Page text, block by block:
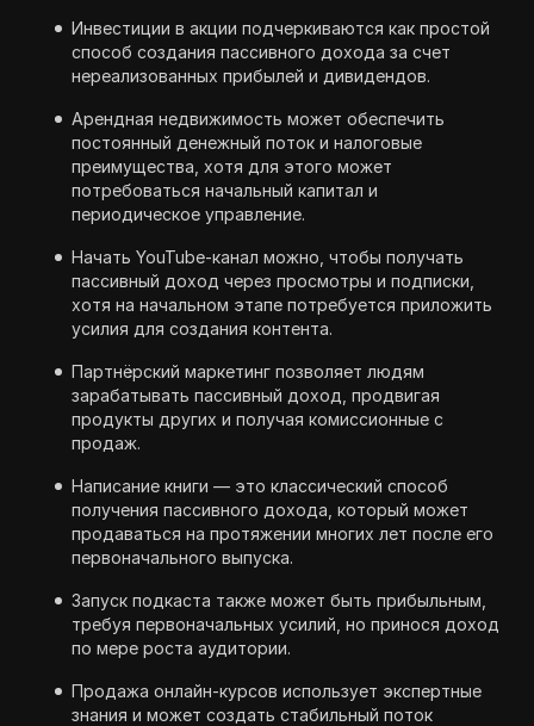
Инвестиции в акции подчеркиваются как простой
способ создания пассивного дохода за счет
нереализованных прибылей и дивидендов.
Арендная недвижимость может обеспечить
постоянный денежный поток и налоговые
преимущества, хотя для этого может
потребоваться начальный капитал и
периодическое управление.
Начать YouTube-канал можно, чтобы получать
пассивный доход через просмотры и подписки,
хотя на начальном этапе потребуется приложить
усилия для создания контента.
Партнёрский маркетинг позволяет людям
зарабатывать пассивный доход, продвигая
продукты других и получая комиссионные с
продаж.
Написание книги — это классический способ
получения пассивного дохода, который может
продаваться на протяжении многих лет после его
первоначального выпуска.
Запуск подкаста также может быть прибыльным,
требуя первоначальных усилий, но принося доход
по мере роста аудитории.
Продажа онлайн-курсов использует экспертные
знания и может создать стабильный поток